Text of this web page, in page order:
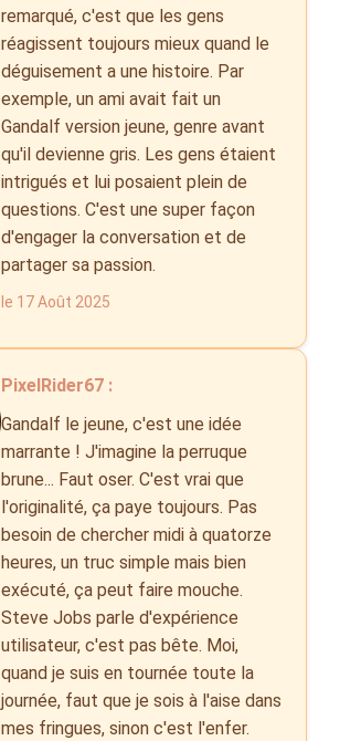
remarqué, c'est que les gens
réagissent toujours mieux quand le
déguisement a une histoire. Par
exemple, un ami avait fait un
Gandalf version jeune, genre avant
qu'il devienne gris. Les gens étaient
intrigués et lui posaient plein de
questions. C'est une super façon
d'engager la conversation et de
partager sa passion.
le 17 Août 2025
PixelRider67 :
Gandalf le jeune, c'est une idée
marrante ! J'imagine la perruque
brune... Faut oser. C'est vrai que
l'originalité, ça paye toujours. Pas
besoin de chercher midi à quatorze
heures, un truc simple mais bien
exécuté, ça peut faire mouche.
Steve Jobs parle d'expérience
utilisateur, c'est pas bête. Moi,
quand je suis en tournée toute la
journée, faut que je sois à l'aise dans
mes fringues, sinon c'est l'enfer.